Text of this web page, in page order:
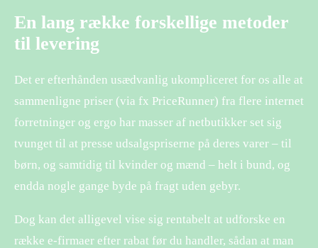
En lang række forskellige metoder
til levering
Det er efterhånden usædvanlig ukompliceret for os alle at
sammenligne priser (via fx PriceRunner) fra flere internet
forretninger og ergo har masser af netbutikker set sig
tvunget til at presse udsalgspriserne på deres varer – til
børn, og samtidig til kvinder og mænd – helt i bund, og
endda nogle gange byde på fragt uden gebyr.
Dog kan det alligevel vise sig rentabelt at udforske en
række e-firmaer efter rabat før du handler, sådan at man